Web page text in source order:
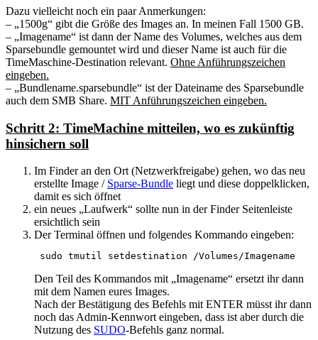
Dazu vielleicht noch ein paar Anmerkungen:
– „1500g“ gibt die Größe des Images an. In meinen Fall 1500 GB.
– „Imagename“ ist dann der Name des Volumes, welches aus dem
Sparsebundle gemountet wird und dieser Name ist auch für die
TimeMaschine-Destination relevant. Ohne Anführungszeichen
eingeben.
– „Bundlename.sparsebundle“ ist der Dateiname des Sparsebundle
auch dem SMB Share. MIT Anführungszeichen eingeben.
Schritt 2: TimeMachine mitteilen, wo es zukünftig
hinsichern soll
Im Finder an den Ort (Netzwerkfreigabe) gehen, wo das neu
erstellte Image / Sparse-Bundle liegt und diese doppelklicken,
damit es sich öffnet
ein neues „Laufwerk“ sollte nun in der Finder Seitenleiste
ersichtlich sein
Der Terminal öffnen und folgendes Kommando eingeben:
sudo tmutil setdestination /Volumes/Imagename
Den Teil des Kommandos mit „Imagename“ ersetzt ihr dann
mit dem Namen eures Images.
Nach der Bestätigung des Befehls mit ENTER müsst ihr dann
noch das Admin-Kennwort eingeben, dass ist aber durch die
Nutzung des SUDO-Befehls ganz normal.